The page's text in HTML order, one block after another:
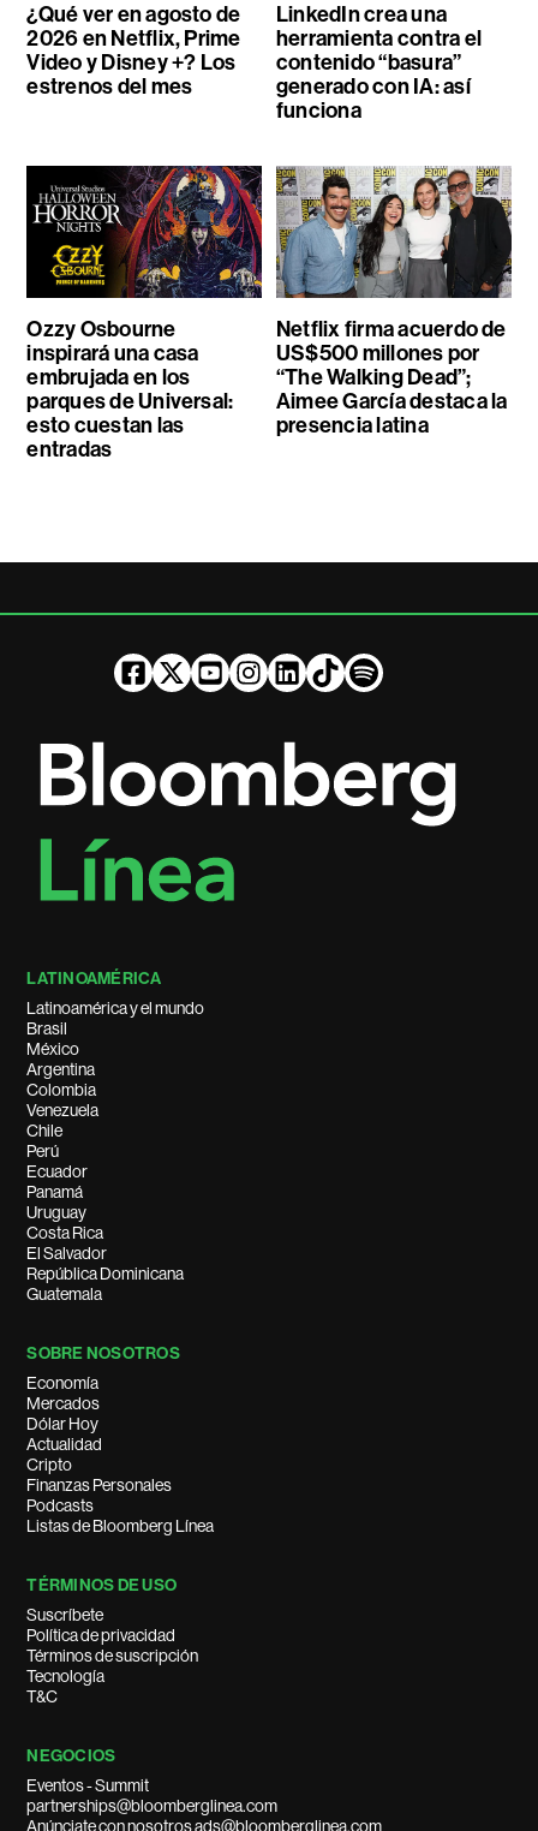
¿Qué ver en agosto de
2026 en Netflix, Prime
Video y Disney +? Los
estrenos del mes
LinkedIn crea una
herramienta contra el
contenido “basura”
generado con IA: así
funciona
Ozzy Osbourne
inspirará una casa
embrujada en los
parques de Universal:
esto cuestan las
entradas
Netflix firma acuerdo de
US$500 millones por
“The Walking Dead”;
Aimee García destaca la
presencia latina
LATINOAMÉRICA
Latinoamérica y el mundo
Brasil
México
Argentina
Colombia
Venezuela
Chile
Perú
Ecuador
Panamá
Uruguay
Costa Rica
El Salvador
República Dominicana
Guatemala
SOBRE NOSOTROS
Economía
Mercados
Dólar Hoy
Actualidad
Cripto
Finanzas Personales
Podcasts
Listas de Bloomberg Línea
TÉRMINOS DE USO
Suscríbete
Política de privacidad
Términos de suscripción
Tecnología
T&C
NEGOCIOS
Eventos - Summit
partnerships@bloomberglinea.com
Anúnciate con nosotros ads@bloomberglinea.com